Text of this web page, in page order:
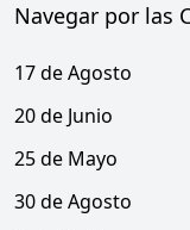
Navegar por las
17 de Agosto
20 de Junio
25 de Mayo
30 de Agosto